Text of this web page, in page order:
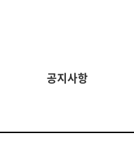
공지사항